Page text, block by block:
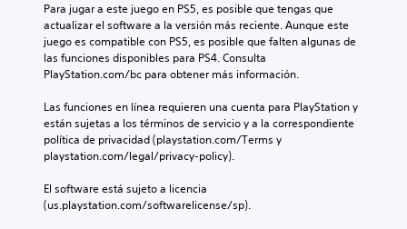
Para jugar a este juego en PS5, es posible que tengas que
actualizar el software a la versión más reciente. Aunque este
juego es compatible con PS5, es posible que falten algunas de
las funciones disponibles para PS4. Consulta
PlayStation.com/bc para obtener más información.
Las funciones en línea requieren una cuenta para PlayStation y
están sujetas a los términos de servicio y a la correspondiente
política de privacidad (playstation.com/Terms y
playstation.com/legal/privacy-policy).
El software está sujeto a licencia
(us.playstation.com/softwarelicense/sp).